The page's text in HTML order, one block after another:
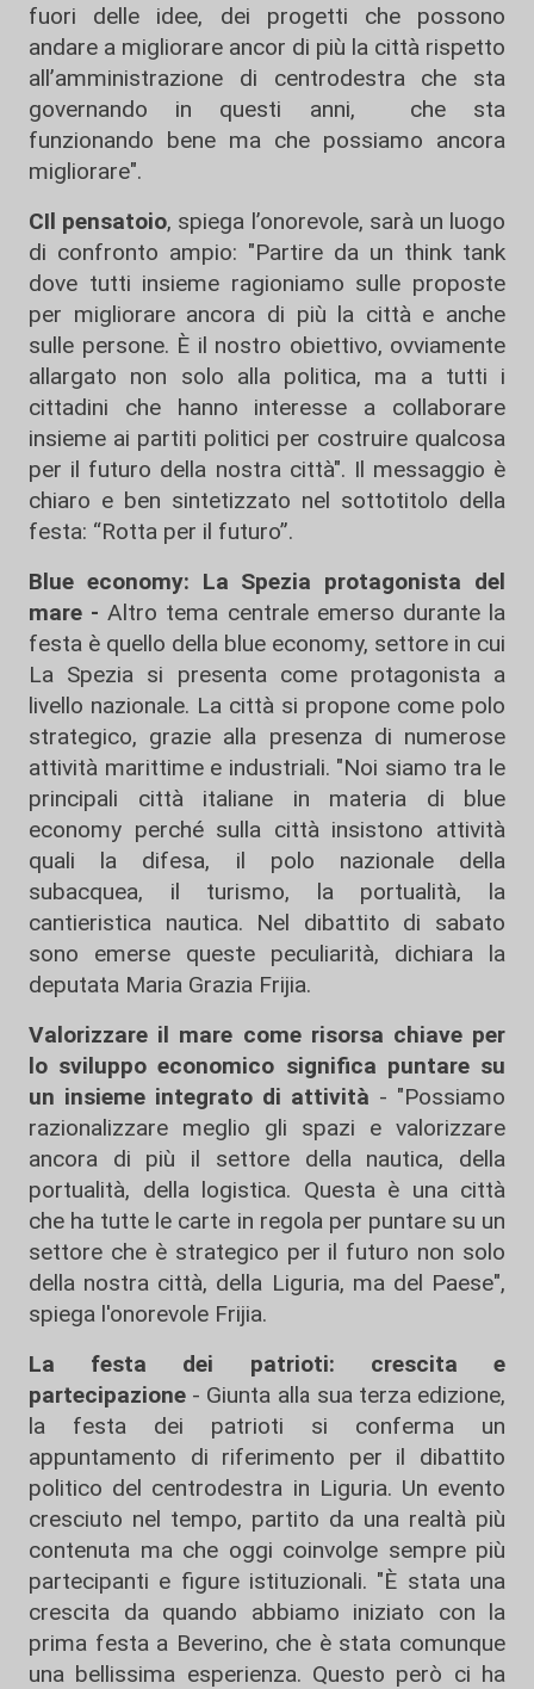
fuori delle idee, dei progetti che possono
andare a migliorare ancor di più la città rispetto
all’amministrazione di centrodestra che sta
governando in questi anni, che sta
funzionando bene ma che possiamo ancora
migliorare".
CIl pensatoio, spiega l’onorevole, sarà un luogo
di confronto ampio: "Partire da un think tank
dove tutti insieme ragioniamo sulle proposte
per migliorare ancora di più la città e anche
sulle persone. È il nostro obiettivo, ovviamente
allargato non solo alla politica, ma a tutti i
cittadini che hanno interesse a collaborare
insieme ai partiti politici per costruire qualcosa
per il futuro della nostra città". Il messaggio è
chiaro e ben sintetizzato nel sottotitolo della
festa: “Rotta per il futuro”.
Blue economy: La Spezia protagonista del
mare - Altro tema centrale emerso durante la
festa è quello della blue economy, settore in cui
La Spezia si presenta come protagonista a
livello nazionale. La città si propone come polo
strategico, grazie alla presenza di numerose
attività marittime e industriali. "Noi siamo tra le
principali città italiane in materia di blue
economy perché sulla città insistono attività
quali la difesa, il polo nazionale della
subacquea, il turismo, la portualità, la
cantieristica nautica. Nel dibattito di sabato
sono emerse queste peculiarità, dichiara la
deputata Maria Grazia Frijia.
Valorizzare il mare come risorsa chiave per
lo sviluppo economico significa puntare su
un insieme integrato di attività - "Possiamo
razionalizzare meglio gli spazi e valorizzare
ancora di più il settore della nautica, della
portualità, della logistica. Questa è una città
che ha tutte le carte in regola per puntare su un
settore che è strategico per il futuro non solo
della nostra città, della Liguria, ma del Paese",
spiega l'onorevole Frijia.
La festa dei patrioti: crescita e
partecipazione - Giunta alla sua terza edizione,
la festa dei patrioti si conferma un
appuntamento di riferimento per il dibattito
politico del centrodestra in Liguria. Un evento
cresciuto nel tempo, partito da una realtà più
contenuta ma che oggi coinvolge sempre più
partecipanti e figure istituzionali. "È stata una
crescita da quando abbiamo iniziato con la
prima festa a Beverino, che è stata comunque
una bellissima esperienza. Questo però ci ha